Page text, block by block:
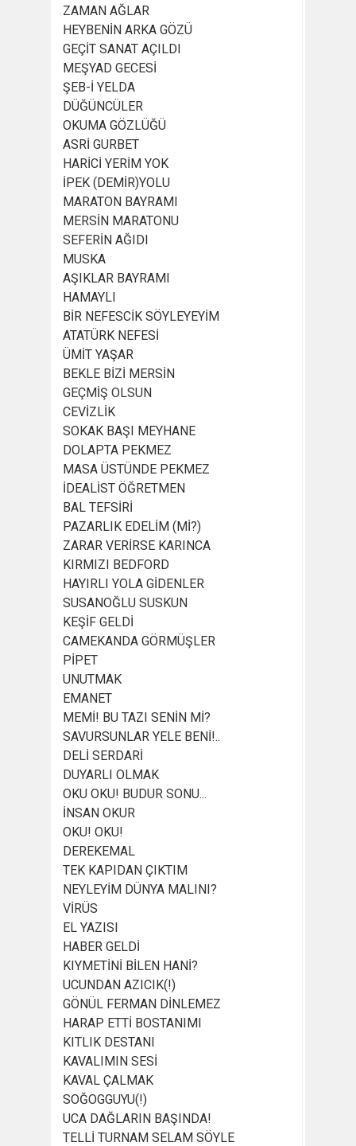
ZAMAN AĞLAR
HEYBENİN ARKA GÖZÜ
GEÇİT SANAT AÇILDI
MEŞYAD GECESİ
ŞEB-İ YELDA
DÜĞÜNCÜLER
OKUMA GÖZLÜĞÜ
ASRİ GURBET
HARİCİ YERİM YOK
İPEK (DEMİR)YOLU
MARATON BAYRAMI
MERSİN MARATONU
SEFERİN AĞIDI
MUSKA
AŞIKLAR BAYRAMI
HAMAYLI
BİR NEFESCİK SÖYLEYEYİM
ATATÜRK NEFESİ
ÜMİT YAŞAR
BEKLE BİZİ MERSİN
GEÇMİŞ OLSUN
CEVİZLİK
SOKAK BAŞI MEYHANE
DOLAPTA PEKMEZ
MASA ÜSTÜNDE PEKMEZ
İDEALİST ÖĞRETMEN
BAL TEFSİRİ
PAZARLIK EDELİM (Mİ?)
ZARAR VERİRSE KARINCA
KIRMIZI BEDFORD
HAYIRLI YOLA GİDENLER
SUSANOĞLU SUSKUN
KEŞİF GELDİ
CAMEKANDA GÖRMÜŞLER
PİPET
UNUTMAK
EMANET
MEMİ! BU TAZI SENİN Mİ?
SAVURSUNLAR YELE BENİ!..
DELİ SERDARİ
DUYARLI OLMAK
OKU OKU! BUDUR SONU...
İNSAN OKUR
OKU! OKU!
DEREKEMAL
TEK KAPIDAN ÇIKTIM
NEYLEYİM DÜNYA MALINI?
VİRÜS
EL YAZISI
HABER GELDİ
KIYMETİNİ BİLEN HANİ?
UCUNDAN AZICIK(!)
GÖNÜL FERMAN DİNLEMEZ
HARAP ETTİ BOSTANIMI
KITLIK DESTANI
KAVALIMIN SESİ
KAVAL ÇALMAK
SOĞOGGUYU(!)
UCA DAĞLARIN BAŞINDA!
TELLİ TURNAM SELAM SÖYLE